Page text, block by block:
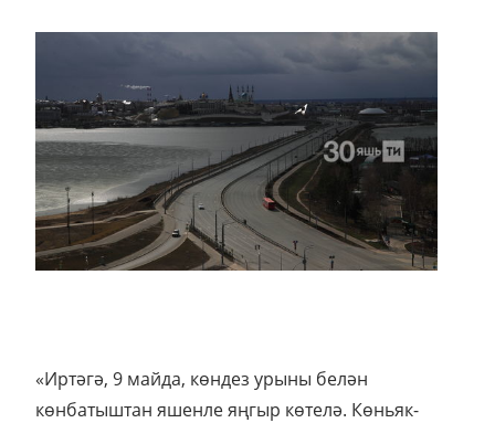
«Иртәгә, 9 майда, көндез урыны белән
көнбатыштан яшенле яңгыр көтелә. Көньяк-